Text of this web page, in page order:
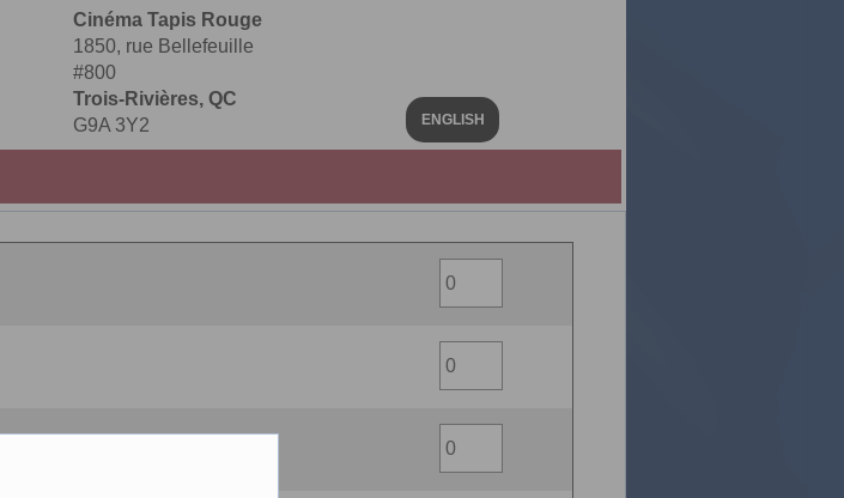
Cinéma Tapis Rouge
1850, rue Bellefeuille
#800
Trois-Rivières, QC
G9A 3Y2
ENGLISH